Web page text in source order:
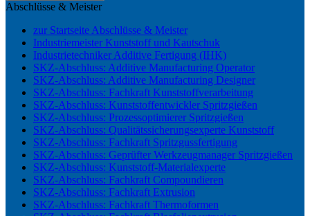
Abschlüsse & Meister
zur Startseite Abschlüsse & Meister
Industriemeister Kunststoff und Kautschuk
Industrietechniker Additive Fertigung (IHK)
SKZ-Abschluss: Additive Manufacturing Operator
SKZ-Abschluss: Additive Manufacturing Designer
SKZ-Abschluss: Fachkraft Kunststoffverarbeitung
SKZ-Abschluss: Kunststoffentwickler Spritzgießen
SKZ-Abschluss: Prozessoptimierer Spritzgießen
SKZ-Abschluss: Qualitätssicherungsexperte Kunststoff
SKZ-Abschluss: Fachkraft Spritzgussfertigung
SKZ-Abschluss: Geprüfter Werkzeugmanager Spritzgießen
SKZ-Abschluss: Kunststoff-Materialexperte
SKZ-Abschluss: Fachkraft Compoundieren
SKZ-Abschluss: Fachkraft Extrusion
SKZ-Abschluss: Fachkraft Thermoformen